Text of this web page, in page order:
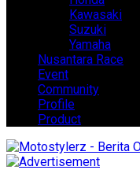
Kawasaki
Suzuki
Yamaha
Nusantara Race
Event
Community
Profile
Product